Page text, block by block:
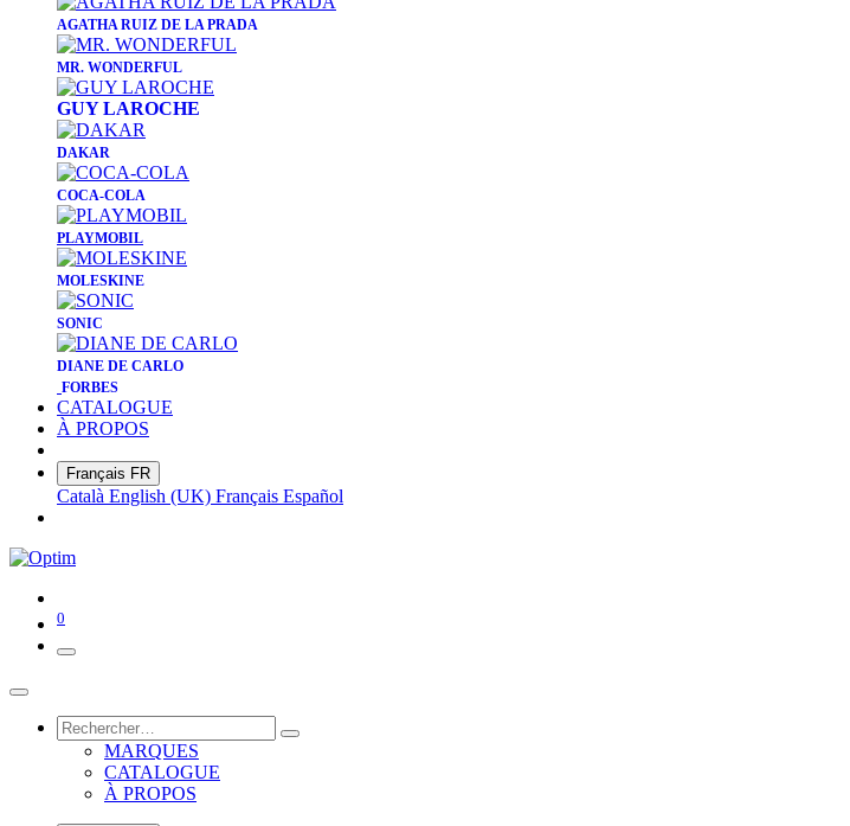
AGATHA RUIZ DE LA PRADA
MR. WONDERFUL
GUY LAROCHE
DAKAR
COCA-COLA
PLAYMOBIL
MOLESKINE
​SONIC
DIANE DE CARLO
FORBES
CATALOGUE
À PROPOS
Français FR
Català English (UK) Français Español
0
MARQUES
CATALOGUE
À PROPOS